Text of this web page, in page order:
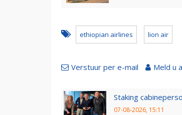
ethiopian airlines lion air
Verstuur per e-mail Meld u
Staking
07-08-2026, 15:11